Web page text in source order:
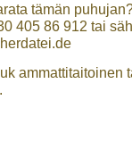
tämän
405 86 912 tai
ammattitaitoinen